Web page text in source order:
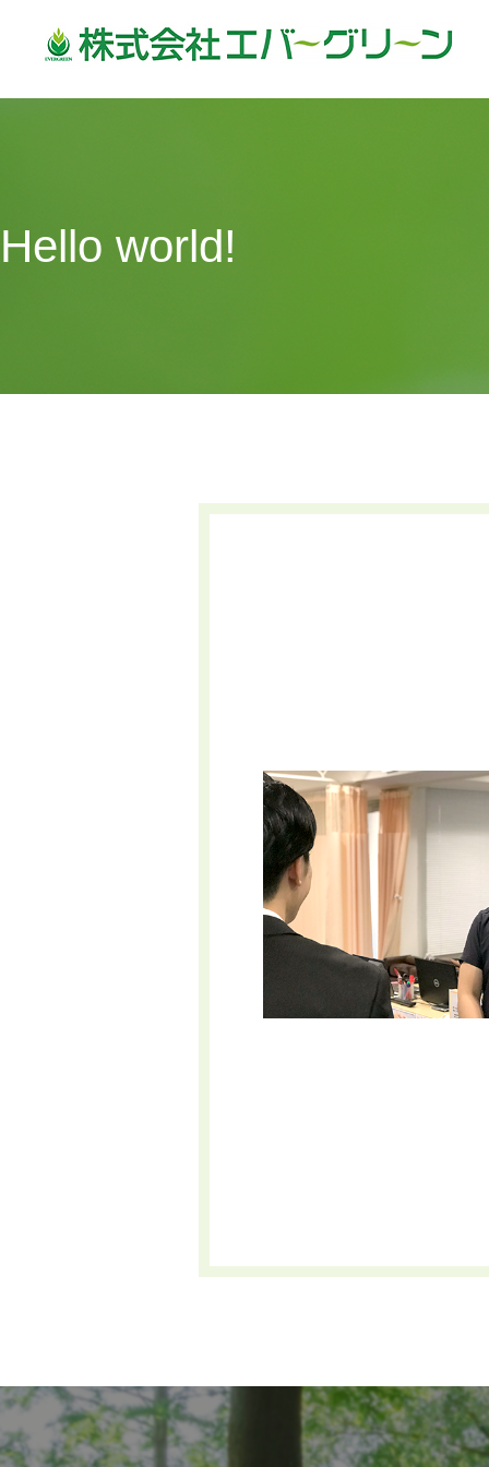
Hello world!